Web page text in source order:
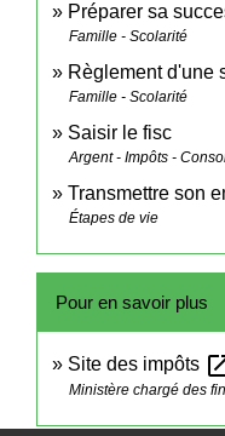
Préparer sa
Famille - Scolarité
Règlement d'une
Famille - Scolarité
Saisir le fisc
Argent - Impôts -
Transmettre son
Étapes de vie
Pour en savoir plus
Site des impôts
Ministère chargé des